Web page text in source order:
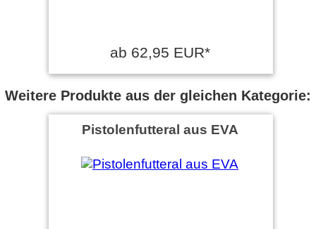
ab 62,95 EUR*
Weitere Produkte aus der gleichen Kategorie:
Pistolenfutteral aus EVA